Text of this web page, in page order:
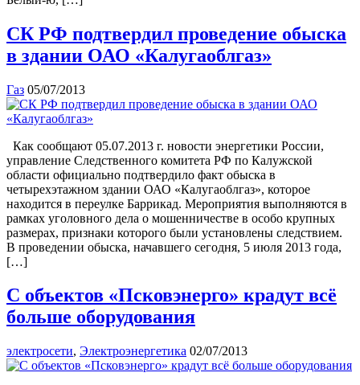
СК РФ подтвердил проведение обыска
в здании ОАО «Калугаоблгаз»
Газ 05/07/2013
Как сообщают 05.07.2013 г. новости энергетики России,
управление Следственного комитета РФ по Калужской
области официально подтвердило факт обыска в
четырехэтажном здании ОАО «Калугаоблгаз», которое
находится в переулке Баррикад. Мероприятия выполняются в
рамках уголовного дела о мошенничестве в особо крупных
размерах, признаки которого были установлены следствием.
В проведении обыска, начавшего сегодня, 5 июля 2013 года,
[…]
С объектов «Псковэнерго» крадут всё
больше оборудования
электросети, Электроэнергетика 02/07/2013